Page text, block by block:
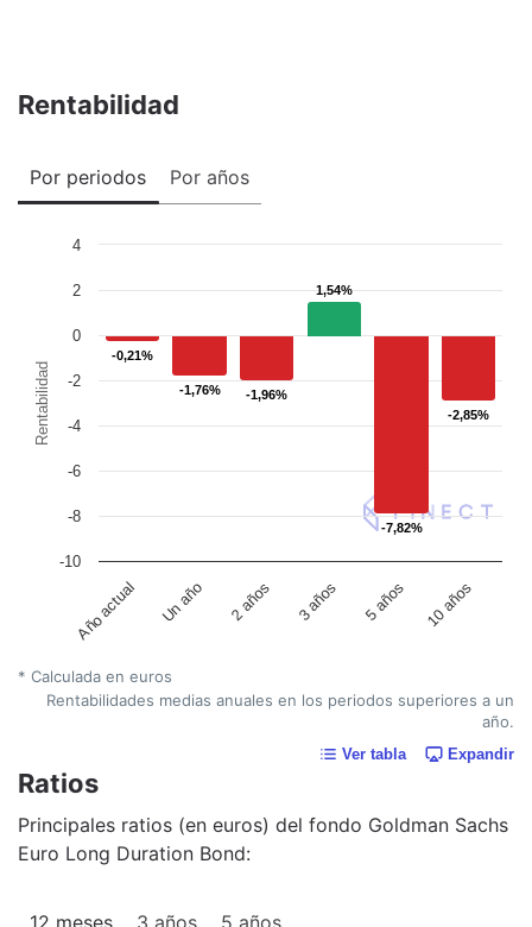
Rentabilidad
Por periodos Por años
Rentabilidad
-0,21%
-0,21%
-1,76%
-1,76% -1,96%
-1,96%
1,54%
1,54%
-7,82%
-7,82%
-2,85%
-2,85%
Año actual Un año 2 años 3 años 5 años 10 años
-10
-8
-6
-4
-2
0
2
4
* Calculada en euros
Rentabilidades medias anuales en los periodos superiores a un
año.
Ver tabla Expandir
Ratios
Principales ratios (en euros) del fondo Goldman Sachs
Euro Long Duration Bond:
12 meses 3 años 5 años